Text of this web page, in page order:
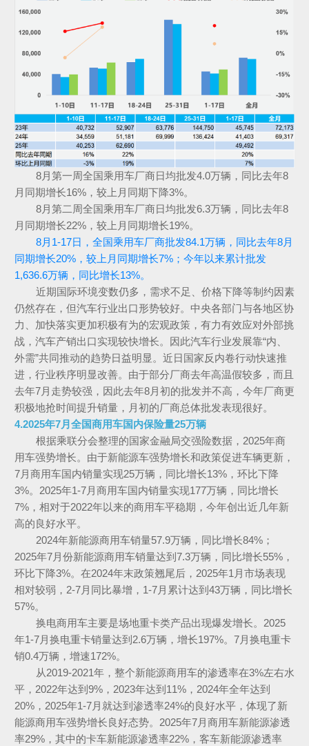
8月第一周全国乘用车厂商日均批发4.0万辆，同比去年8
月同期增长16%，较上月同期下降3%。
8月第二周全国乘用车厂商日均批发6.3万辆，同比去年8
月同期增长22%，较上月同期增长19%。
8月1-17日，全国乘用车厂商批发84.1万辆，同比去年8月
同期增长20%，较上月同期增长7%；今年以来累计批发
1,636.6万辆，同比增长13%。
近期国际环境变数仍多，需求不足、价格下降等制约因素
仍然存在，但汽车行业出口形势较好。中央各部门与各地区协
力、加快落实更加积极有为的宏观政策，有力有效应对外部挑
战，汽车产销出口实现较快增长。因此汽车行业发展靠“内、
外需”共同推动的趋势日益明显。近日国家反内卷行动快速推
进，行业秩序明显改善。由于部分厂商去年高温假较多，而且
去年7月走势较强，因此去年8月初的批发并不高，今年厂商更
积极地抢时间提升销量，月初的厂商总体批发表现很好。
4.2025年7月全国商用车国内保险量25万辆
根据乘联分会整理的国家金融局交强险数据，2025年商
用车强势增长。由于新能源车强势增长和政策促进车辆更新，
7月商用车国内销量实现25万辆，同比增长13%，环比下降
3%。2025年1-7月商用车国内销量实现177万辆，同比增长
7%，相对于2022年以来的商用车平稳期，今年创出近几年新
高的良好水平。
2024年新能源商用车销量57.9万辆，同比增长84%；
2025年7月份新能源商用车销量达到7.3万辆，同比增长55%，
环比下降3%。在2024年末政策翘尾后，2025年1月市场表现
相对较弱，2-7月同比暴增，1-7月累计达到43万辆，同比增长
57%。
换电商用车主要是场地重卡类产品出现爆发增长。2025
年1-7月换电重卡销量达到2.6万辆，增长197%。7月换电重卡
销0.4万辆，增速172%。
从2019-2021年，整个新能源商用车的渗透率在3%左右水
平，2022年达到9%，2023年达到11%，2024年全年达到
20%，2025年1-7月就达到渗透率24%的良好水平，体现了新
能源商用车强势增长良好态势。2025年7月商用车新能源渗透
率29%，其中的卡车新能源渗透率22%，客车新能源渗透率